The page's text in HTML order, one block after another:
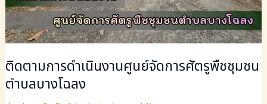
ติดตามการดำเนินงานศูนย์จัดการศัตรูพืชชุมชน
ตำบลบางโฉลง